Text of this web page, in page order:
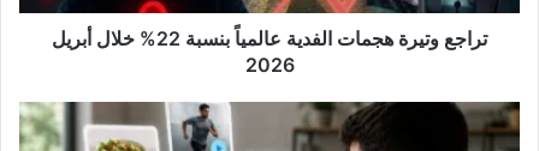
أبريل
2026
تراجع وتيرة هجمات الفدية عالمياً بنسبة 22% خلال أبريل
2026
إطلاق
تطبيق